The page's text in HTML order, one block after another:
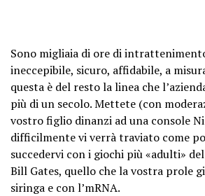
Sono migliaia di ore di
ineccepibile, sicuro, affidabile, a
questa è del resto la linea che
più di un secolo. Mettete (con
vostro figlio dinanzi ad una console
difficilmente vi verrà traviato come
succedervi con i giochi più «adulti»
Bill Gates, quello che la vostra prole
siringa e con l’mRNA.